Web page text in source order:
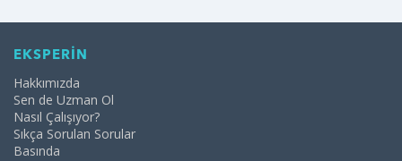
EKSPERİN
Hakkımızda
Sen de Uzman Ol
Nasıl Çalışıyor?
Sıkça Sorulan Sorular
Basında